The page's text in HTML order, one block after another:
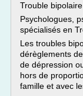
Trouble
Psychologues,
spécialisés en
Les troubles
dérèglements
de dépression
hors de
famille et avec